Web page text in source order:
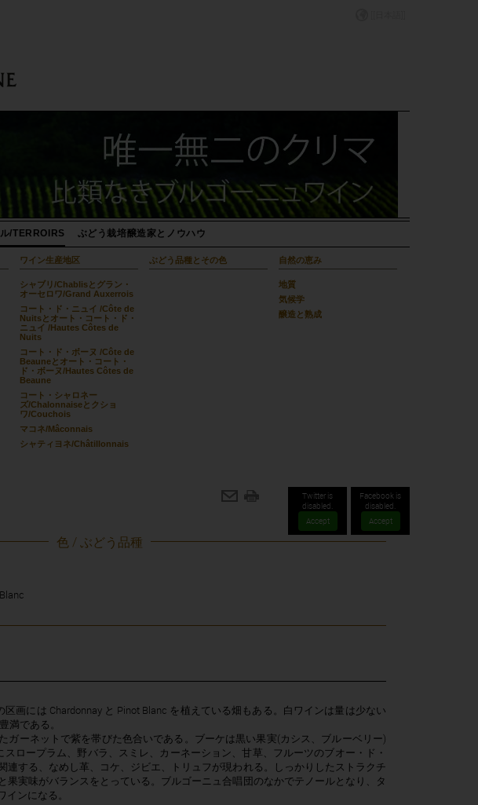
/TERROIRS
ワイン生産地区
シャブリ/Chablisとグラン・
オーセロワ/Grand Auxerrois
コート・ド・ニュイ /Côte de
Nuitsとオート・コート・ド・
ニュイ /Hautes Côtes de
Nuits
コート・ド・ボーヌ /Côte de
Beauneとオート・コート・
ド・ボーヌ/Hautes Côtes de
Beaune
コート・シャロネー
ズ/Chalonnaiseとクショ
ワ/Couchois
マコネ/Mâconnais
シャティヨネ/Châtillonnais
ぶどう品種とその色 自然の恵み
地質
気候学
醸造と熟成
ぶどう栽培醸造家とノウハウ
Twitter is
disabled.
Accept
Facebook is
disabled.
Accept
色 / ぶどう品種
画には Chardonnay と Pinot Blanc を植えている畑もある。白ワインは量は少ない
満である。
ガーネットで紫を帯びた色合いである。ブーケは黒い果実(カシス、ブルーベリー)
ロープラム、野バラ、スミレ、カーネーション、甘草、フルーツのブオー・ド・
連する、なめし革、コケ、ジビエ、トリュフが現われる。しっかりしたストラクチ
果実味がバランスをとっている。ブルゴーニュ合唱団のなかでテノールとなり、タ
ンになる。